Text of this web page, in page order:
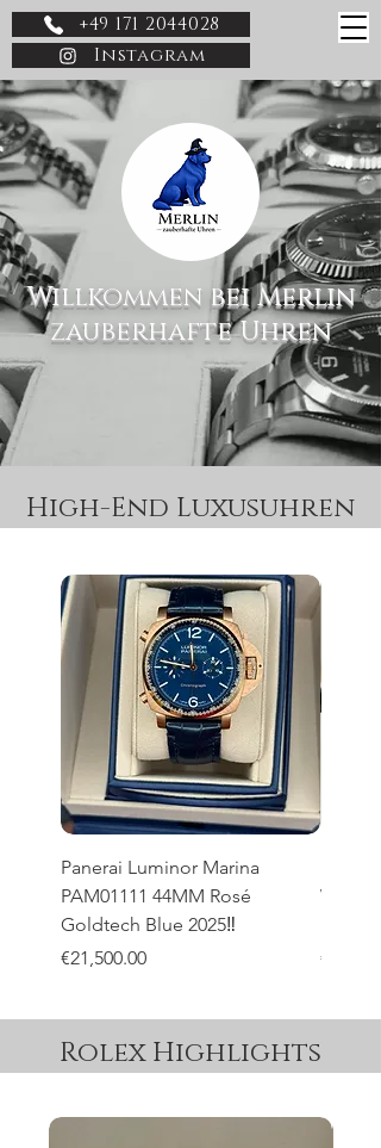
Instagram
+49 171 2044028
Willkommen bei Merlin
zauberhafte Uhren
High-End Luxusuhren
Panerai Luminor Marina
PAM01111 44MM Rosé
Goldtech Blue 2025‼️
Price
€21,500.00
Price
Rolex Highlights